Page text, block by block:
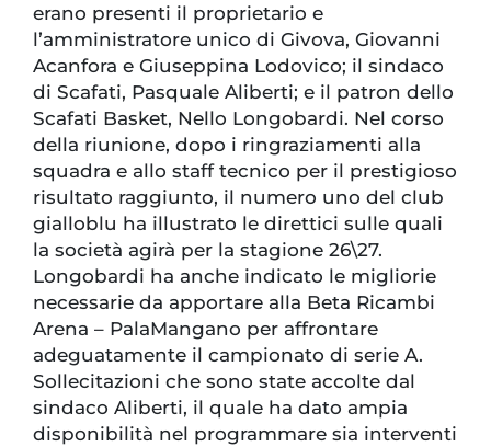
erano presenti il proprietario e
l’amministratore unico di Givova, Giovanni
Acanfora e Giuseppina Lodovico; il sindaco
di Scafati, Pasquale Aliberti; e il patron dello
Scafati Basket, Nello Longobardi. Nel corso
della riunione, dopo i ringraziamenti alla
squadra e allo staff tecnico per il prestigioso
risultato raggiunto, il numero uno del club
gialloblu ha illustrato le direttici sulle quali
la società agirà per la stagione 26\27.
Longobardi ha anche indicato le migliorie
necessarie da apportare alla Beta Ricambi
Arena – PalaMangano per affrontare
adeguatamente il campionato di serie A.
Sollecitazioni che sono state accolte dal
sindaco Aliberti, il quale ha dato ampia
disponibilità nel programmare sia interventi